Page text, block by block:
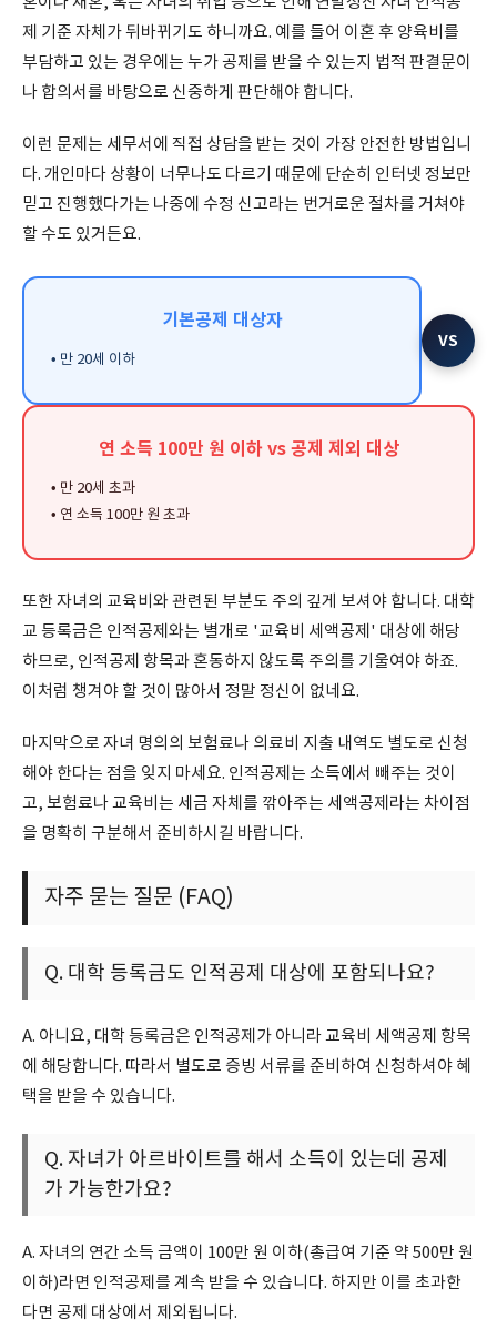
제 기준 자체가 뒤바뀌기도 하니까요. 예를 들어 이혼 후 양육비를
부담하고 있는 경우에는 누가 공제를 받을 수 있는지 법적 판결문이
나 합의서를 바탕으로 신중하게 판단해야 합니다.
이런 문제는 세무서에 직접 상담을 받는 것이 가장 안전한 방법입니
다. 개인마다 상황이 너무나도 다르기 때문에 단순히 인터넷 정보만
믿고 진행했다가는 나중에 수정 신고라는 번거로운 절차를 거쳐야
할 수도 있거든요.
기본공제 대상자
• 만 20세 이하
VS
연 소득 100만 원 이하 vs 공제 제외 대상
• 만 20세 초과
• 연 소득 100만 원 초과
또한 자녀의 교육비와 관련된 부분도 주의 깊게 보셔야 합니다. 대학
교 등록금은 인적공제와는 별개로 '교육비 세액공제' 대상에 해당
하므로, 인적공제 항목과 혼동하지 않도록 주의를 기울여야 하죠.
이처럼 챙겨야 할 것이 많아서 정말 정신이 없네요.
마지막으로 자녀 명의의 보험료나 의료비 지출 내역도 별도로 신청
해야 한다는 점을 잊지 마세요. 인적공제는 소득에서 빼주는 것이
고, 보험료나 교육비는 세금 자체를 깎아주는 세액공제라는 차이점
을 명확히 구분해서 준비하시길 바랍니다.
자주 묻는 질문 (FAQ)
Q. 대학 등록금도 인적공제 대상에 포함되나요?
A. 아니요, 대학 등록금은 인적공제가 아니라 교육비 세액공제 항목
에 해당합니다. 따라서 별도로 증빙 서류를 준비하여 신청하셔야 혜
택을 받을 수 있습니다.
Q. 자녀가 아르바이트를 해서 소득이 있는데 공제
가 가능한가요?
A. 자녀의 연간 소득 금액이 100만 원 이하(총급여 기준 약 500만 원
이하)라면 인적공제를 계속 받을 수 있습니다. 하지만 이를 초과한
다면 공제 대상에서 제외됩니다.